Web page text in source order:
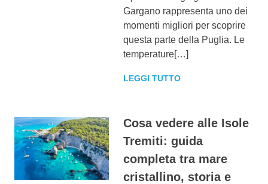
Gargano rappresenta uno dei
momenti migliori per scoprire
questa parte della Puglia. Le
temperature[…]
LEGGI TUTTO
Cosa vedere alle Isole
Tremiti: guida
completa tra mare
cristallino, storia e